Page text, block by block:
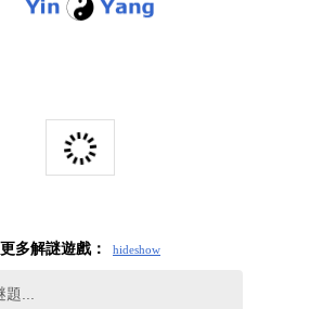
更多解謎遊戲： hideshow